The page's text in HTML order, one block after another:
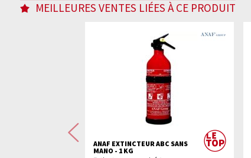
MEILLEURES VENTES LIÉES À CE PRODUIT
ANAF EXTINCTEUR ABC SANS
MANO - 1 KG